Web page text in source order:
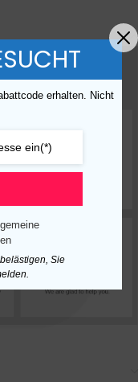
erhalten. Nicht
Sie